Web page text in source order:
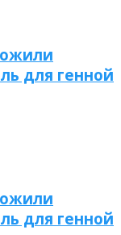
для генной
для генной